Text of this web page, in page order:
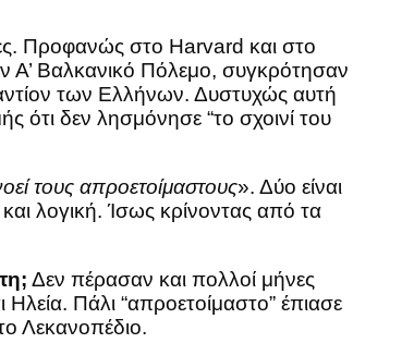
Προφανώς στο Harvard και στο
Α’ Βαλκανικό Πόλεμο, συγκρότησαν
των Ελλήνων. Δυστυχώς αυτή
ότι δεν λησμόνησε “το σχοινί του
τους απροετοίμαστους». Δύο είναι
λογική. Ίσως κρίνοντας από τα
Δεν πέρασαν και πολλοί μήνες
Ηλεία. Πάλι “απροετοίμαστο” έπιασε
Λεκανοπέδιο.